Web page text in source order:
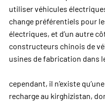
utiliservéhicules
change préférentiels pour
électriques, et d’un autre
constructeurs chinois de
usines de fabrication dans
cependant, il n’existe
recharge au kirghizistan,